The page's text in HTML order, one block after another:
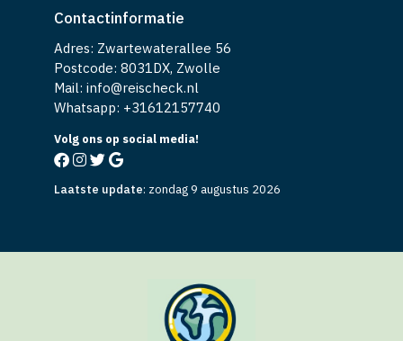
Contactinformatie
Adres: Zwartewaterallee 56
Postcode: 8031DX, Zwolle
Mail: info@reischeck.nl
Whatsapp: +31612157740
Volg ons op social media!
Laatste update: zondag 9 augustus 2026